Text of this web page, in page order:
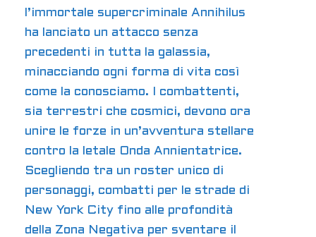
l’immortale supercriminale Annihilus
ha lanciato un attacco senza
precedenti in tutta la galassia,
minacciando ogni forma di vita così
come la conosciamo. I combattenti,
sia terrestri che cosmici, devono ora
unire le forze in un’avventura stellare
contro la letale Onda Annientatrice.
Scegliendo tra un roster unico di
personaggi, combatti per le strade di
New York City fino alle profondità
della Zona Negativa per sventare il